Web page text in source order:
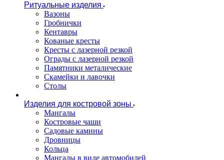
Ритуальные изделия
Вазоны
Гробнички
Кентавры
Кованые кресты
Кресты с лазерной резкой
Ограды с лазерной резкой
Памятники металические
Скамейки и лавочки
Столы
Изделия для костровой зоны
Мангалы
Костровые чаши
Садовые камины
Дровницы
Кольца
Мангалы в виде автомобилей